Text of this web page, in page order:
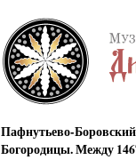
Пафнутьево-
Богородицы. Между